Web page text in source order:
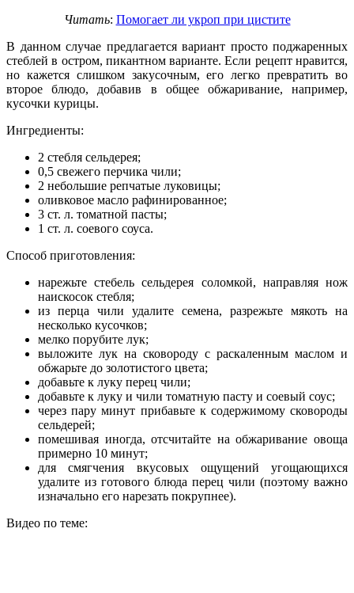
Читать: Помогает ли укроп при цистите
В данном случае предлагается вариант просто поджаренных
стеблей в остром, пикантном варианте. Если рецепт нравится,
но кажется слишком закусочным, его легко превратить во
второе блюдо, добавив в общее обжаривание, например,
кусочки курицы.
Ингредиенты:
2 стебля сельдерея;
0,5 свежего перчика чили;
2 небольшие репчатые луковицы;
оливковое масло рафинированное;
3 ст. л. томатной пасты;
1 ст. л. соевого соуса.
Способ приготовления:
нарежьте стебель сельдерея соломкой, направляя нож
наискосок стебля;
из перца чили удалите семена, разрежьте мякоть на
несколько кусочков;
мелко порубите лук;
выложите лук на сковороду с раскаленным маслом и
обжарьте до золотистого цвета;
добавьте к луку перец чили;
добавьте к луку и чили томатную пасту и соевый соус;
через пару минут прибавьте к содержимому сковороды
сельдерей;
помешивая иногда, отсчитайте на обжаривание овоща
примерно 10 минут;
для смягчения вкусовых ощущений угощающихся
удалите из готового блюда перец чили (поэтому важно
изначально его нарезать покрупнее).
Видео по теме: